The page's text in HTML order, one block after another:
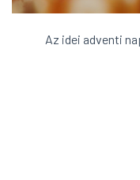
Az idei adventi